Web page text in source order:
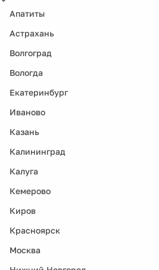
Апатиты
Астрахань
Волгоград
Вологда
Екатеринбург
Иваново
Казань
Калининград
Калуга
Кемерово
Киров
Красноярск
Москва